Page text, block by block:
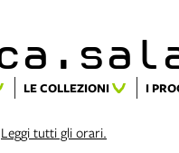
LE COLLEZIONI I
Leggi tutti gli orari.